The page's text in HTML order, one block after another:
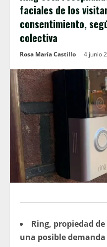
faciales de los
consentimiento,
colectiva
Rosa María Castillo 4 junio
Ring, propiedad
una posible